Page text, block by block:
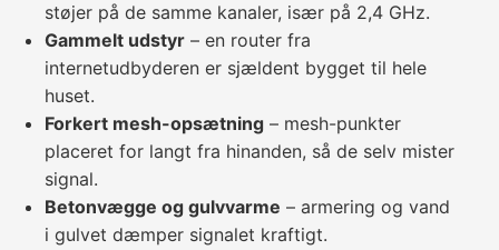
støjer på de samme kanaler, især på 2,4 GHz.
Gammelt udstyr – en router fra
internetudbyderen er sjældent bygget til hele
huset.
Forkert mesh-opsætning – mesh-punkter
placeret for langt fra hinanden, så de selv mister
signal.
Betonvægge og gulvvarme – armering og vand
i gulvet dæmper signalet kraftigt.